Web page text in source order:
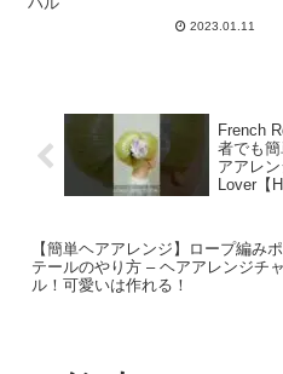
2023.01.11
French
者でも
アアレ
Lover【
【簡単ヘアアレンジ】ロープ編み
テールのやり方 – ヘアアレンジチ
ル！可愛いは作れる！